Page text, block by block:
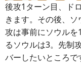
後攻1ターン目、ド
きます。その後、
攻は事前にソウルを
るソウルは3。先制
バーしたいところで